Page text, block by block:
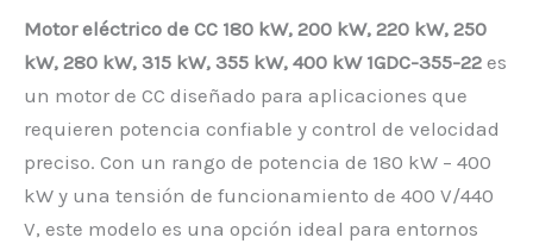
Motor eléctrico de CC 180 kW, 200 kW, 220 kW, 250
kW, 280 kW, 315 kW, 355 kW, 400 kW 1GDC-355-22 es
un motor de CC diseñado para aplicaciones que
requieren potencia confiable y control de velocidad
preciso. Con un rango de potencia de 180 kW – 400
kW y una tensión de funcionamiento de 400 V/440
V, este modelo es una opción ideal para entornos